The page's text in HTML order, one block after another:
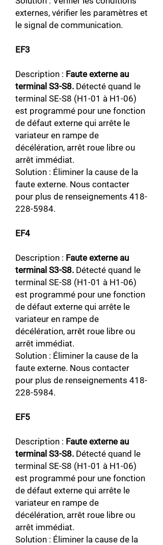
externes, vérifier les paramètres et
le signal de communication.
EF3
Description : Faute externe au
terminal S3-S8. Détecté quand le
terminal SE-S8 (H1-01 à H1-06)
est programmé pour une fonction
de défaut externe qui arrête le
variateur en rampe de
décélération, arrêt roue libre ou
arrêt immédiat.
Solution : Éliminer la cause de la
faute externe. Nous contacter
pour plus de renseignements 418-
228-5984.
EF4
Description : Faute externe au
terminal S3-S8. Détecté quand le
terminal SE-S8 (H1-01 à H1-06)
est programmé pour une fonction
de défaut externe qui arrête le
variateur en rampe de
décélération, arrêt roue libre ou
arrêt immédiat.
Solution : Éliminer la cause de la
faute externe. Nous contacter
pour plus de renseignements 418-
228-5984.
EF5
Description : Faute externe au
terminal S3-S8. Détecté quand le
terminal SE-S8 (H1-01 à H1-06)
est programmé pour une fonction
de défaut externe qui arrête le
variateur en rampe de
décélération, arrêt roue libre ou
arrêt immédiat.
Solution : Éliminer la cause de la